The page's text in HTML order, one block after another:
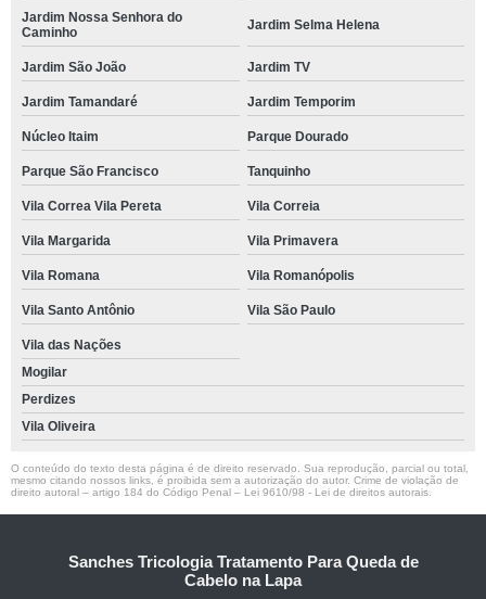
Jardim Nossa Senhora do
Caminho
Jardim Selma Helena
Jardim São João Jardim TV
Jardim Tamandaré Jardim Temporim
Núcleo Itaim Parque Dourado
Parque São Francisco Tanquinho
Vila Correa Vila Pereta Vila Correia
Vila Margarida Vila Primavera
Vila Romana Vila Romanópolis
Vila Santo Antônio Vila São Paulo
Vila das Nações
Mogilar
Perdizes
Vila Oliveira
O conteúdo do texto desta página é de direito reservado. Sua reprodução, parcial ou total,
mesmo citando nossos links, é proibida sem a autorização do autor. Crime de violação de
direito autoral – artigo 184 do Código Penal – Lei 9610/98 - Lei de direitos autorais
Sanches Tricologia Tratamento Para Queda de
Cabelo na Lapa